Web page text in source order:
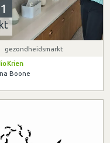
gezondheidsmarkt
Krien
Boone